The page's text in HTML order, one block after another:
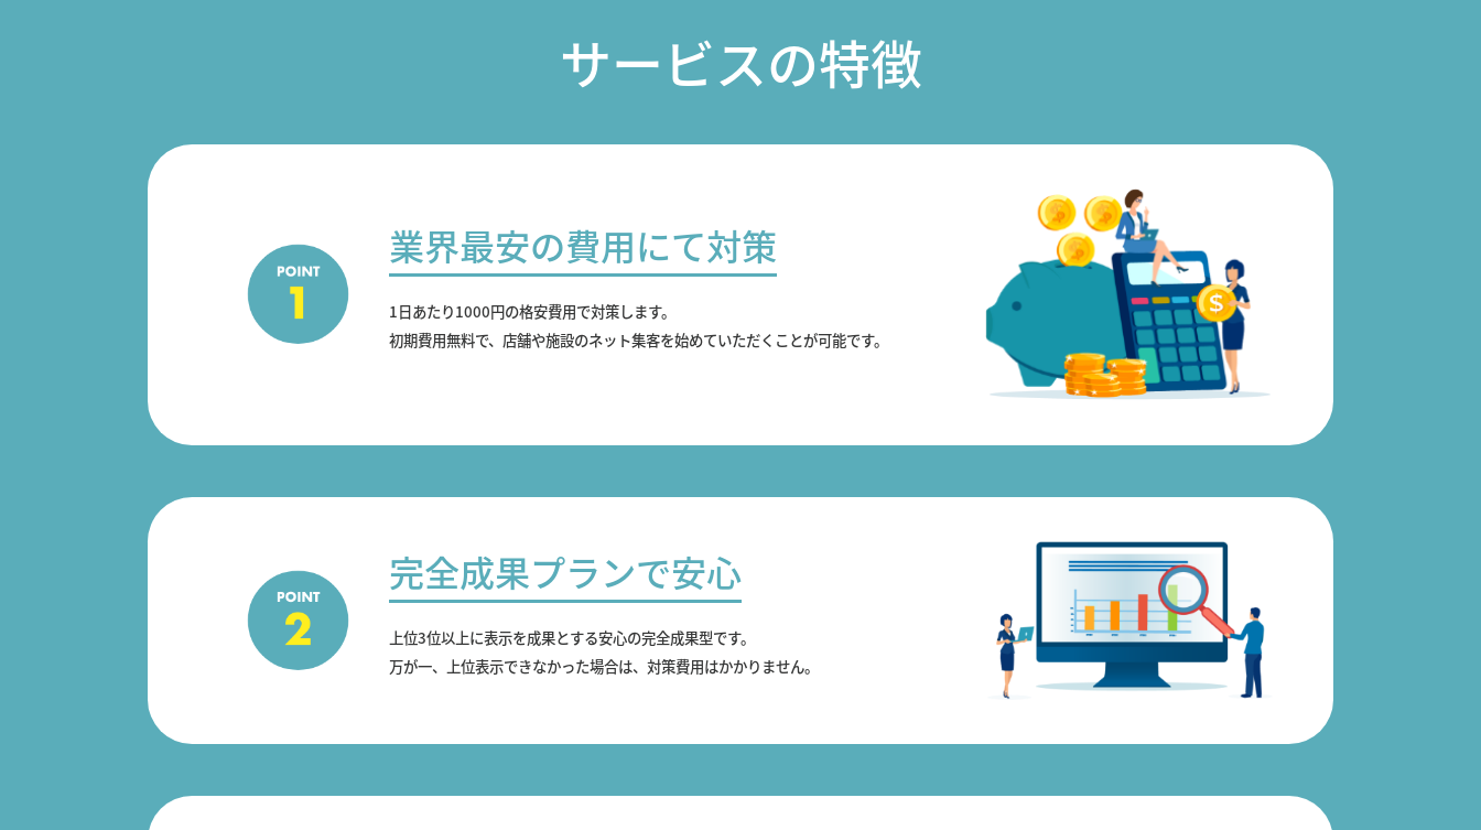
サービスの特徴
業界最安の費用にて対策
1日あたり1000円の格安費用で対策します。
初期費用無料で、店舗や施設のネット集客を始めていただくことが可能です。
完全成果プランで安心
上位3位以上に表示を成果とする安心の完全成果型です。
万が一、上位表示できなかった場合は、対策費用はかかりません。